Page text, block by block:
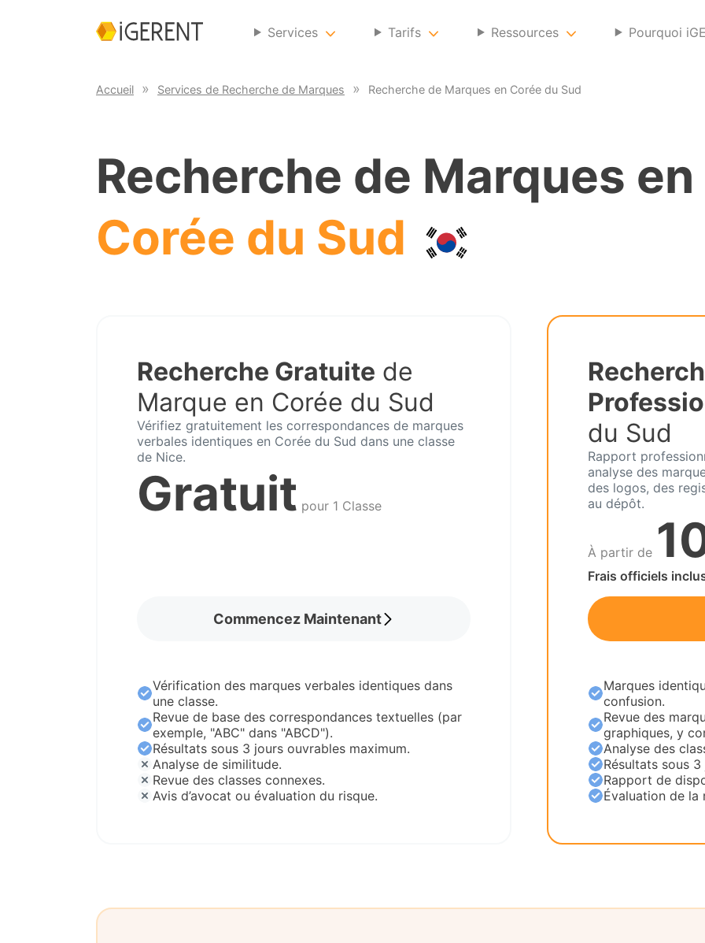
Services Tarifs Ressources Pourquoi
Accueil Services de Recherche de Marques Recherche de Marques en Corée du Sud
Recherche de Marques en
Corée du Sud
Recherche Gratuite de
Marque en Corée du Sud
Vérifiez gratuitement les correspondances de marques
verbales identiques en Corée du Sud dans une classe
de Nice.
Gratuit pour 1 Classe
Commencez Maintenant
Vérification des marques verbales identiques dans
une classe.
Revue de base des correspondances textuelles (par
exemple, "ABC" dans "ABCD").
Résultats sous 3 jours ouvrables maximum.
Analyse de similitude.
Revue des classes connexes.
Avis d’avocat ou évaluation du risque.
du Sud
Rapport
analyse des
des logos, des
au dépôt.
À partir de
Frais officiels
Marques
confusion.
Revue des
graphiques, y
Analyse des
Résultats sous
Rapport de
Évaluation de la